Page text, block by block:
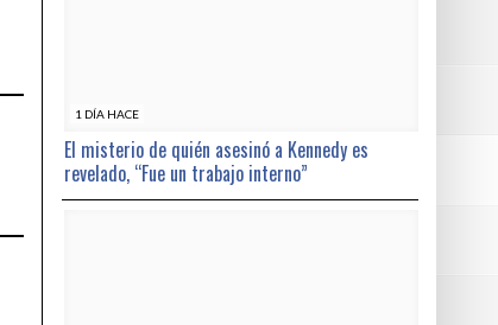
1 DÍA HACE
El misterio de quién asesinó a Kennedy es
revelado, “Fue un trabajo interno”